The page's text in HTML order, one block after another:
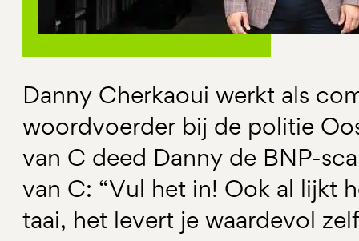
Danny Cherkaoui werkt als
woordvoerder bij de politie
van C deed Danny de BNP-
van C: “Vul het in! Ook al lijkt
taai, het levert je waardevol